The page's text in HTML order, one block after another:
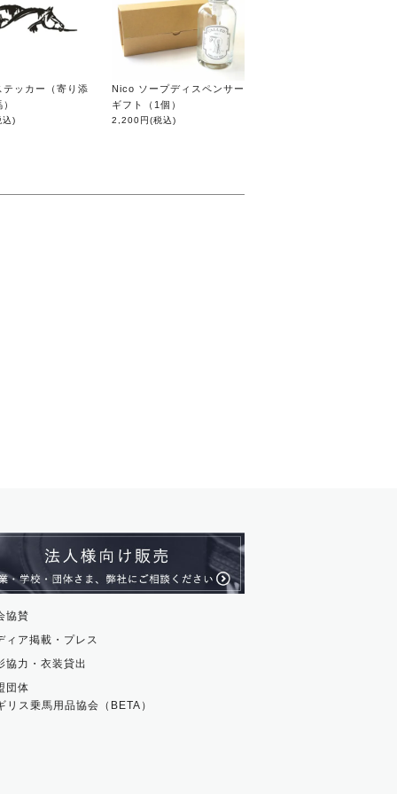
テッカー（寄り添
込)
Nico ソープディスペンサー
ギフト（1個）
2,200円(税込)
協賛
ィア掲載・プレス
協力・衣装貸出
団体
リス乗馬用品協会（BETA）